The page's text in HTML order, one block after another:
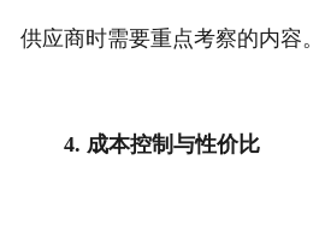
供应商时需要重点考察的内容。
4. 成本控制与性价比